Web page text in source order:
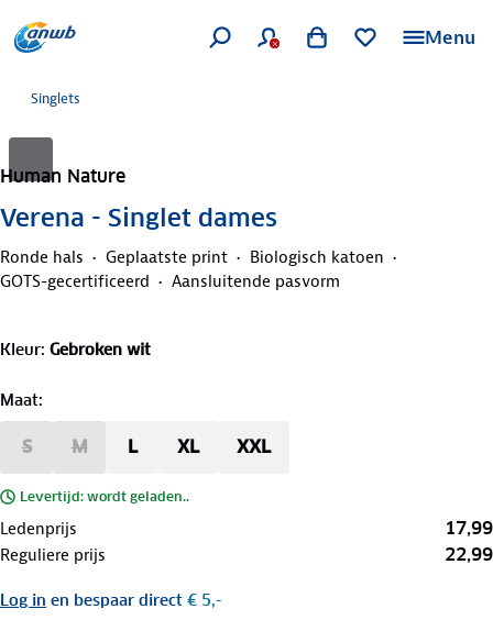
Menu
Singlets
Human Nature
Verena - Singlet dames
Ronde hals Geplaatste print
Biologisch katoen
GOTS-gecertificeerd
Aansluitende pasvorm
Kleur: Gebroken wit
Maat:
S M L XL XXL
Levertijd: wordt geladen..
Ledenprijs 17,99
Reguliere prijs 22,99
Log in en bespaar direct € 5,-